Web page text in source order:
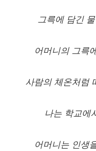
그륵에 담긴
어머니의 그륵
사람의 체온처럼
나는 학교에
어머니는 인생